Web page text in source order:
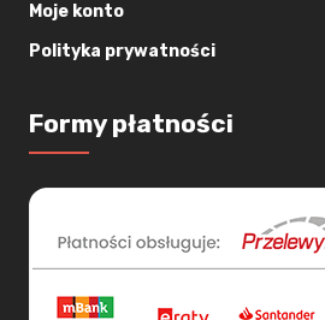
Moje konto
Polityka prywatności
Formy płatności